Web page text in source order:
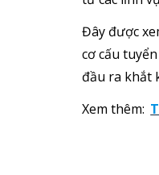
Đây được
cơ cấu
đầu ra khắt
Xem thêm: